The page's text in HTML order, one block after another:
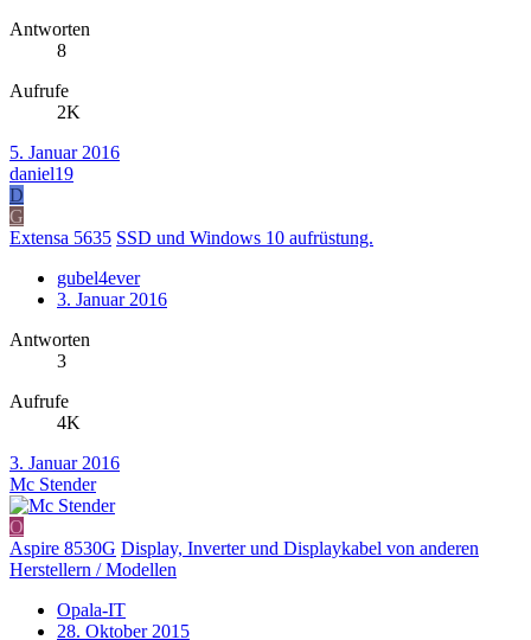
Antworten
8
Aufrufe
2K
5. Januar 2016
daniel19
D
G
Extensa 5635 SSD und Windows 10 aufrüstung.
gubel4ever
3. Januar 2016
Antworten
3
Aufrufe
4K
3. Januar 2016
Mc Stender
O
Aspire 8530G Display, Inverter und Displaykabel von anderen
Herstellern / Modellen
Opala-IT
28. Oktober 2015